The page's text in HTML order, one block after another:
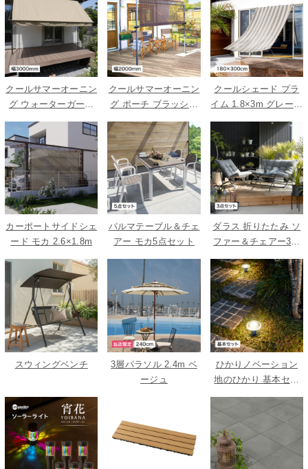
クールサマーオーニン
グ ウォーターガード
ベージュ 3000
クールサマーオーニン
グ ポーチ ブラッシュ
ウッド 2000
クールシェード プラ
イム 1.8×3m グレース
トライプ
カーポートサイドシェ
ード モカ 2.6×1.8m
パルマテーブル＆チェ
アー モカ5点セット
ダラス 折りたたみ ソ
ファー＆チェアー3点
セット
スウィングベンチ
3層パラソル 2.4m ベ
ージュ
ひかりノベーション
地のひかり 基本セッ